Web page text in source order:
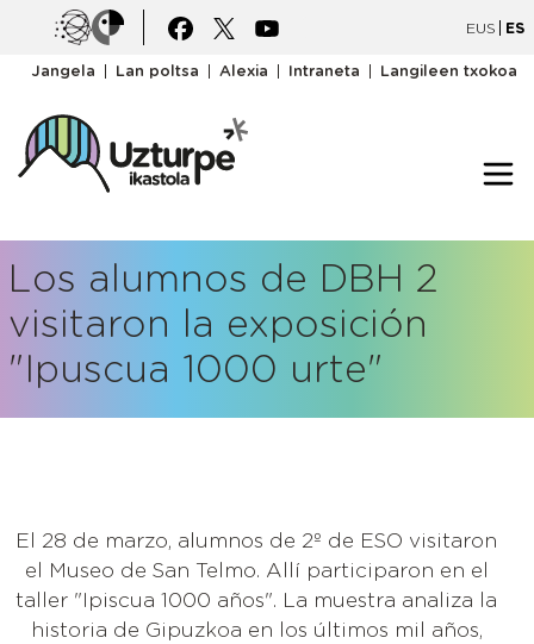
Pasar al contenido principal
IrudiaIrudia EUS ES
goiburukomenua
Jangela Lan poltsa Alexia Intraneta Langileen txokoa
Los alumnos de DBH 2
visitaron la exposición
"Ipuscua 1000 urte"
El 28 de marzo, alumnos de 2º de ESO visitaron
el Museo de San Telmo. Allí participaron en el
taller "Ipiscua 1000 años". La muestra analiza la
historia de Gipuzkoa en los últimos mil años,